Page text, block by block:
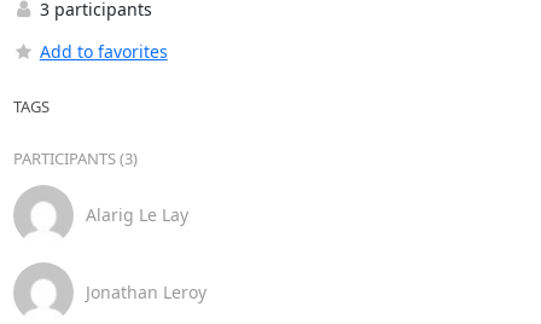
3 participants
Add to favorites
TAGS
PARTICIPANTS (3)
Alarig Le Lay
Jonathan Leroy